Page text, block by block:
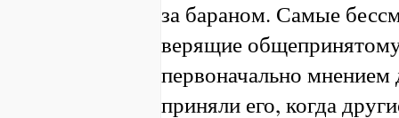
за бараном. Самые
верящие
первоначально
приняли его, когда